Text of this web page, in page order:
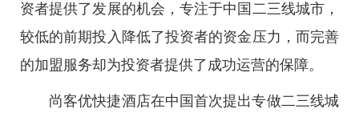
资者提供了发展的机会，专注于中国二三线城市，
较低的前期投入降低了投资者的资金压力，而完善
的加盟服务却为投资者提供了成功运营的保障。
尚客优快捷酒店在中国首次提出专做二三线城